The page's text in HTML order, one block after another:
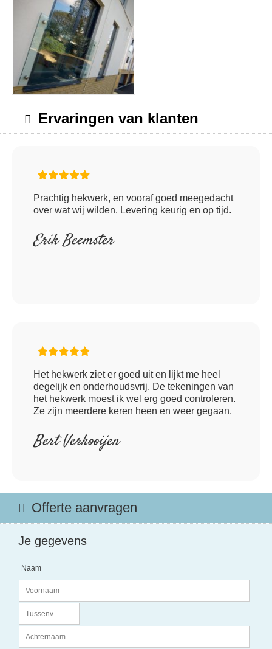
Ervaringen van klanten
Prachtig hekwerk, en vooraf goed meegedacht
over wat wij wilden. Levering keurig en op tijd.
Erik Beemster
Het hekwerk ziet er goed uit en lijkt me heel
degelijk en onderhoudsvrij. De tekeningen van
het hekwerk moest ik wel erg goed controleren.
Ze zijn meerdere keren heen en weer gegaan.
Bert Verkooijen
Offerte aanvragen
Je gegevens
Naam